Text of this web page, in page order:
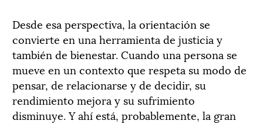
Desde esa perspectiva, la orientación se
convierte en una herramienta de justicia y
también de bienestar. Cuando una persona se
mueve en un contexto que respeta su modo de
pensar, de relacionarse y de decidir, su
rendimiento mejora y su sufrimiento
disminuye. Y ahí está, probablemente, la gran